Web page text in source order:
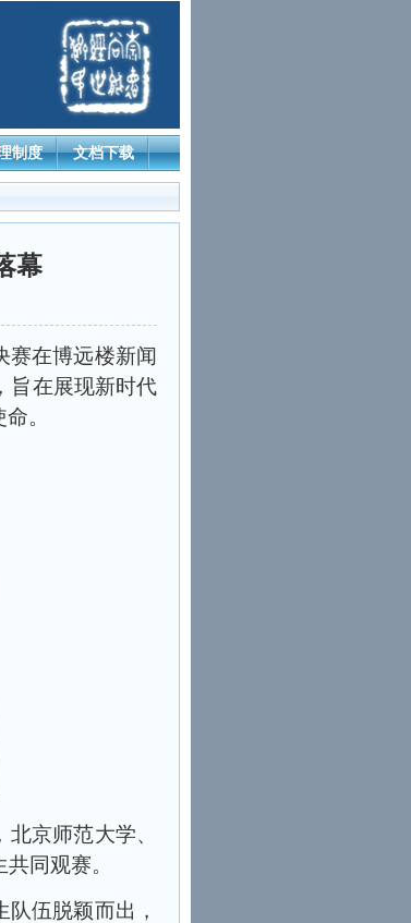
制度 文档下载
幕
赛在博远楼新闻
旨在展现新时代
。
京师范大学、
同观赛。
伍脱颖而出，